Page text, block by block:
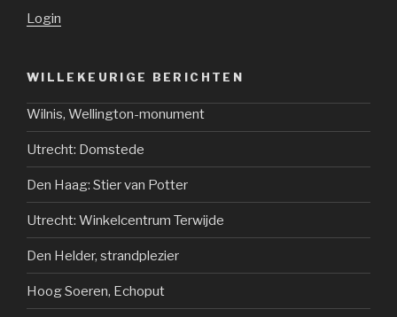
Login
WILLEKEURIGE BERICHTEN
Wilnis, Wellington-monument
Utrecht: Domstede
Den Haag: Stier van Potter
Utrecht: Winkelcentrum Terwijde
Den Helder, strandplezier
Hoog Soeren, Echoput